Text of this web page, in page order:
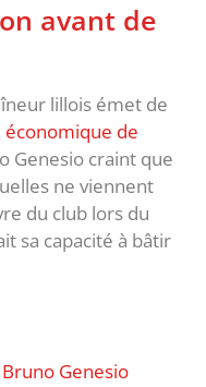
avant de
lillois émet de
économique de
Genesio craint que
ne viennent
du club lors du
sa capacité à bâtir
Bruno Genesio